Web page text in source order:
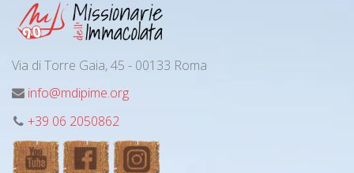
Via di Torre Gaia, 45 - 00133 Roma
info@mdipime.org
+39 06 2050862